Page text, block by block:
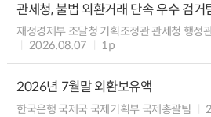
관세청, 불법 외환거래 단속 우수 검거
재정경제부 조달청 기획조정관 관세청 행정
2026.08.07
1p
2026년 7월말 외환보유액
한국은행 국제국 국제기획부 국제총괄팀